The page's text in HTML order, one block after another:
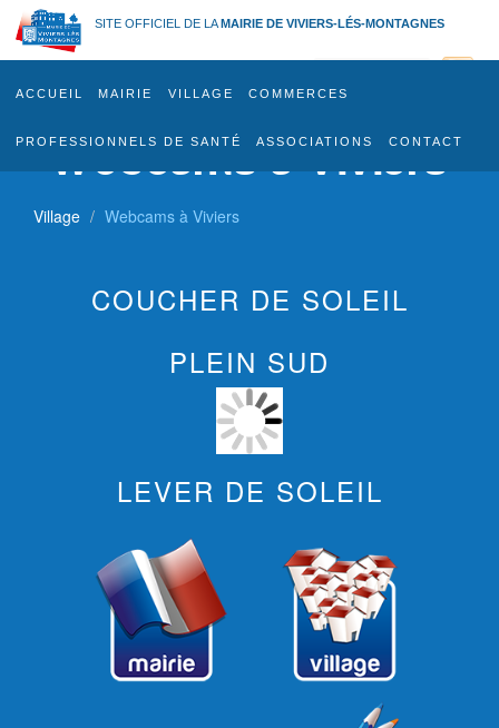
Aller
au
contenu
SITE OFFICIEL DE LAMAIRIE DE VIVIERS-LÉS-MONTAGNES
ACCUEIL MAIRIE VILLAGE COMMERCES
PROFESSIONNELS DE SANTÉ ASSOCIATIONS CONTACT
Webcams à Viviers
Village Webcams à Viviers
COUCHER DE SOLEIL
PLEIN SUD
LEVER DE SOLEIL